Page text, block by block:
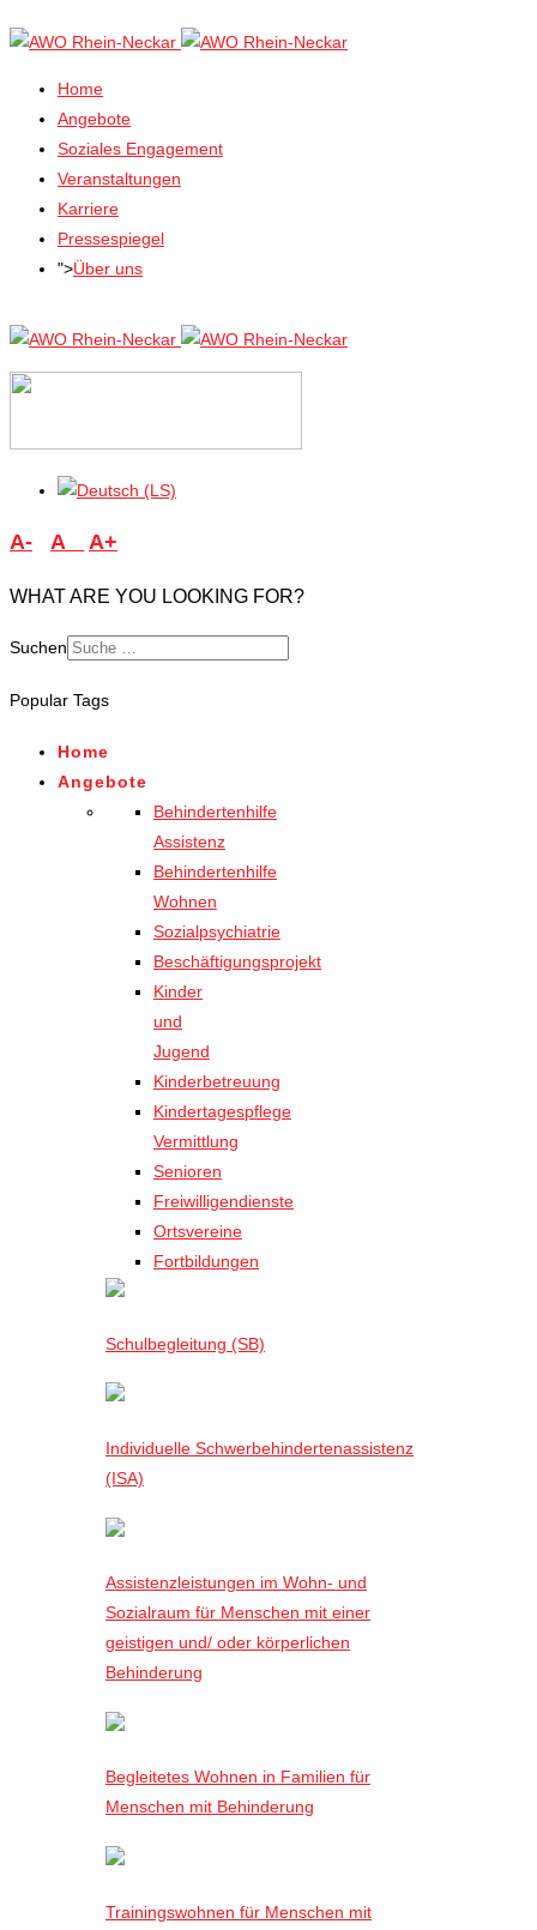
Home
Angebote
Soziales Engagement
Veranstaltungen
Karriere
Pressespiegel
">Über uns
A- A A+
WHAT ARE YOU LOOKING FOR?
Suchen
Popular Tags
Home
Angebote
Behindertenhilfe
Assistenz
Behindertenhilfe
Wohnen
Sozialpsychiatrie
Beschäftigungsprojekt
Kinder
und
Jugend
Kinderbetreuung
Kindertagespflege
Vermittlung
Senioren
Freiwilligendienste
Ortsvereine
Fortbildungen
Schulbegleitung (SB)
Individuelle Schwerbehindertenassistenz
(ISA)
Assistenzleistungen im Wohn- und
Sozialraum für Menschen mit einer
geistigen und/ oder körperlichen
Behinderung
Begleitetes Wohnen in Familien für
Menschen mit Behinderung
Trainingswohnen für Menschen mit